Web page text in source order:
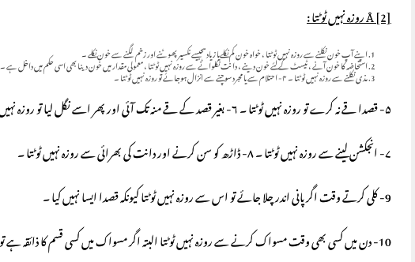
Å[2] روزہ نہیں ٹوٹتا :
اپنے آپ خون نکلنے سے روزہ نہیں ٹوٹتا ، خواہ خون کم نکلےیا زیادہجیسے نکسیر پھوٹنے اور زخم لگنے سے خون نکلے ۔
استحاضہ کا خون آنے ، ٹیسٹ کے لئے خون دینے ، دانت نکلوانے سے روزہ نہیں ٹوٹتا ، معمولی مقدار میں خون دینا بھی اسی حکم میں داخل ہے ۔
مذی نکلنے سے روزہ نہیں ٹوٹتا ۔ ۴- احتلام سے یا مجرد سوچنے سے انزال ہوجائے تو روزہ نہیں ٹوٹتا ۔
۵- قصدا قے نہ کرے تو روزہ نہیں ٹوٹتا ۔ ۶- بغیر قصد کے قے منہ تک آئی اور پھر اسے نگل لیا تو روزہ نہیں ٹوٹتا ۔
۷- انجکشن لینے سے روزہ نہیں ٹوٹتا ۔ ۸- ڈاڑھ کو سن کرنے اور دانت کی بھرائی سے روزہ نہیں ٹوٹتا ۔
9- کلی کرتے وقت اگر پانی اندر چلا جائے تو اس سے روزہ نہیں ٹوٹتا کیونکہ قصدا ایسا نہیں کیا ۔
10- دن میں کسی بھی وقت مسواک کرنے سے روزہ نہیں ٹوٹتا البتہ اگر مسواک میں کسی قسم کا ذائقہ ہے تو اسے نہ نگلے ۔